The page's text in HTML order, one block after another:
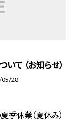
て （お知らせ）
05/28
季休業（夏休み）